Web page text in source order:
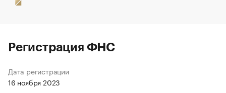
Регистрация ФНС
Дата регистрации
16 ноября 2023